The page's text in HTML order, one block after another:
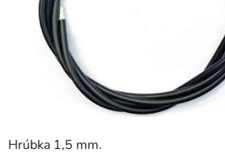
Hrúbka 1,5 mm.